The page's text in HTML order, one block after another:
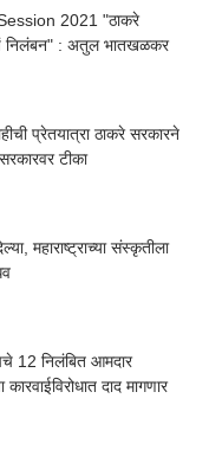
2021 "ठाकरे
निलंबन" : अतुल भातखळकर
प्रेतयात्रा ठाकरे सरकारने
टीका
महाराष्ट्राच्या संस्कृतीला
12 निलंबित आमदार
कारवाईविरोधात दाद मागणार